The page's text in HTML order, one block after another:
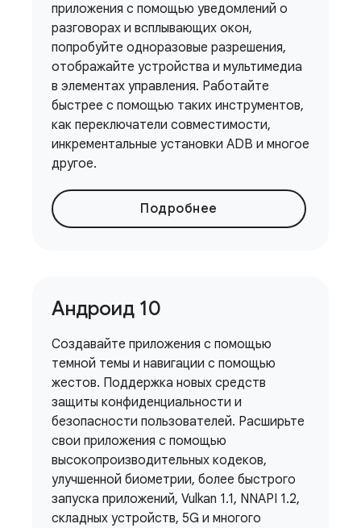
приложения с помощью уведомлений о
разговорах и всплывающих окон,
попробуйте одноразовые разрешения,
отображайте устройства и мультимедиа
в элементах управления. Работайте
быстрее с помощью таких инструментов,
как переключатели совместимости,
инкрементальные установки ADB и многое
другое.
Подробнее
Андроид 10
Создавайте приложения с помощью
темной темы и навигации с помощью
жестов. Поддержка новых средств
защиты конфиденциальности и
безопасности пользователей. Расширьте
свои приложения с помощью
высокопроизводительных кодеков,
улучшенной биометрии, более быстрого
запуска приложений, Vulkan 1.1, NNAPI 1.2,
складных устройств, 5G и многого